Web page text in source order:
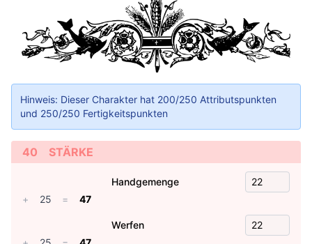
Hinweis: Dieser Charakter hat 200/250 Attributspunkten
und 250/250 Fertigkeitspunkten
40 STÄRKE
Handgemenge
+
25 = 47
Werfen